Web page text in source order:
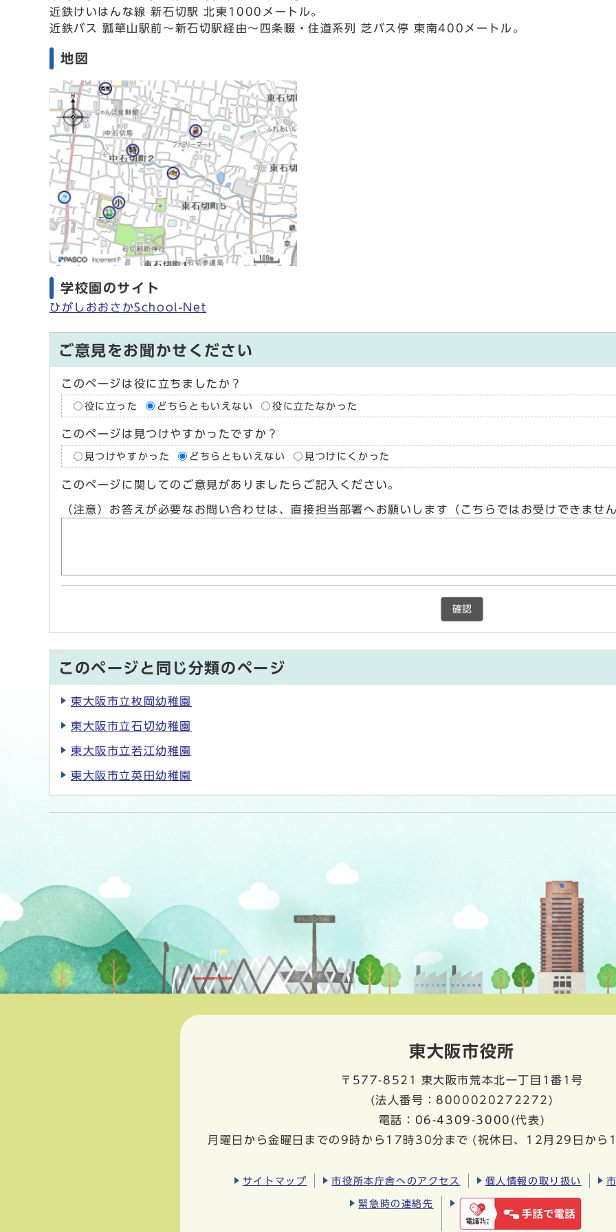
近鉄けいはんな線 新石切駅 北東1000メートル。
近鉄バス 瓢箪山駅前～新石切駅経由～四条畷・住道系列 芝バス停 東南400メートル。
地図
学校園のサイト
ひがしおおさかSchool-Net
ご意見をお聞かせください
このページは役に立ちましたか？
役に立った どちらともいえない 役に立たなかった
このページは見つけやすかったですか？
見つけやすかった どちらともいえない 見つけにくかった
このページに関してのご意見がありましたらご記入ください。
（注意）お答えが必要なお問い合わせは、直接担当部署へお願いします（こちらではお受けできませ
確認
このページと同じ分類のページ
東大阪市立枚岡幼稚園
東大阪市立石切幼稚園
東大阪市立若江幼稚園
東大阪市立英田幼稚園
東大阪市役所
〒577-8521
東大阪市荒本北一丁目1番1号
(法人番号：8000020272272)
電話： 06-4309-3000 (代表)
月曜日から金曜日までの9時から17時30分まで (祝休日、12月29日から
サイトマップ 市役所本庁舎へのアクセス 個人情報の取り扱い
緊急時の連絡先